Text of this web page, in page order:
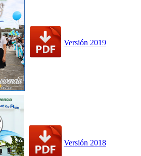
Versión 2019
Versión 2018